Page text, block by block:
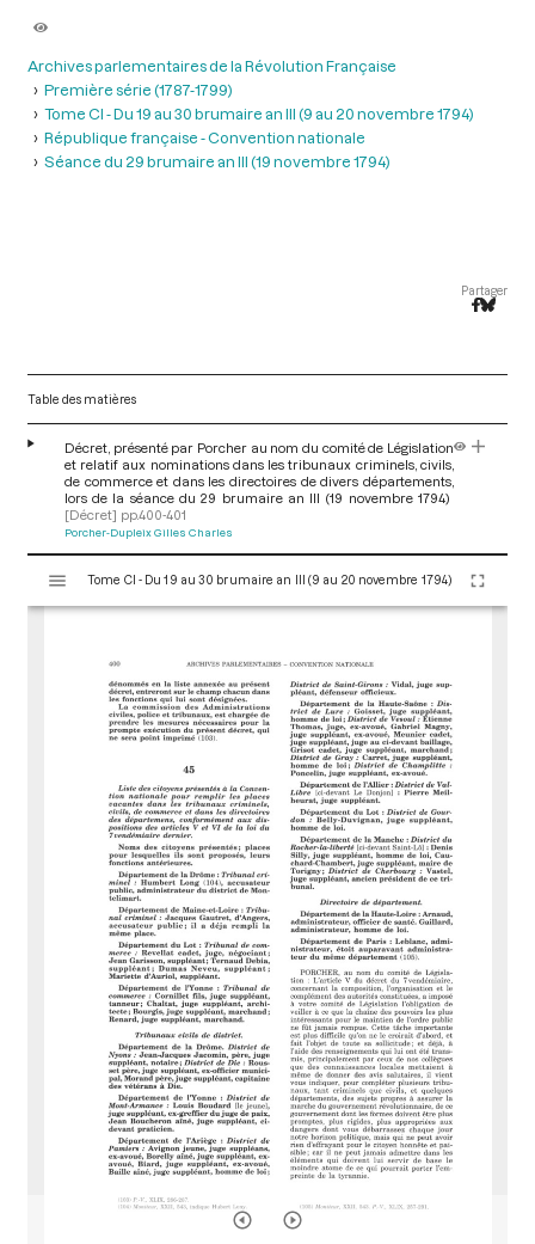
Archives parlementaires de la Révolution Française
Première série (1787-1799)
Tome CI - Du 19 au 30 brumaire an III (9 au 20 novembre 1794)
République française - Convention nationale
Séance du 29 brumaire an III (19 novembre 1794)
Partager
Table des matières
Décret, présenté par Porcher au nom du comité de Législation
et relatif aux nominations dans les tribunaux criminels, civils,
de commerce et dans les directoires de divers départements,
lors de la séance du 29 brumaire an III (19 novembre 1794)
[Décret] pp.400-401
Porcher-Dupleix Gilles Charles
s
Tome CI - Du 19 au 30 brumaire an III (9 au 20 novembre 1794)